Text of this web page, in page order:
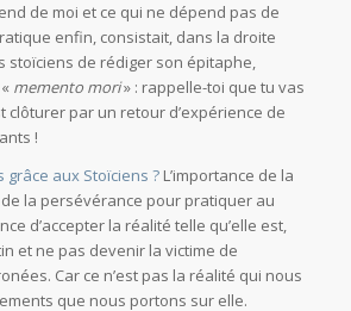
de moi et ce qui ne dépend pas de
enfin, consistait, dans la droite
stoïciens de rédiger son épitaphe,
memento mori» : rappelle-toi que tu vas
clôturer par un retour d’expérience de
!
grâce aux Stoïciens ?L’importance de la
la persévérance pour pratiquer au
d’accepter la réalité telle qu’elle est,
et ne pas devenir la victime de
Car ce n’est pas la réalité qui nous
que nous portons sur elle.